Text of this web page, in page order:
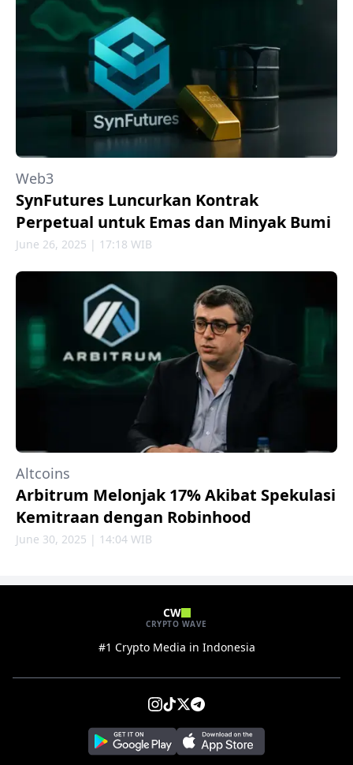
Web3
SynFutures Luncurkan Kontrak
Perpetual untuk Emas dan Minyak Bumi
June 26, 2025 | 17:18 WIB
Altcoins
Arbitrum Melonjak 17% Akibat Spekulasi
Kemitraan dengan Robinhood
June 30, 2025 | 14:04 WIB
CW
CRYPTO WAVE
#1 Crypto Media in Indonesia